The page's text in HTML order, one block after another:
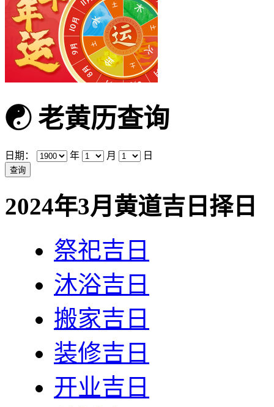
☯老黄历查询
日期： 年 月 日
2024年3月黄道吉日择日
祭祀吉日
沐浴吉日
搬家吉日
装修吉日
开业吉日